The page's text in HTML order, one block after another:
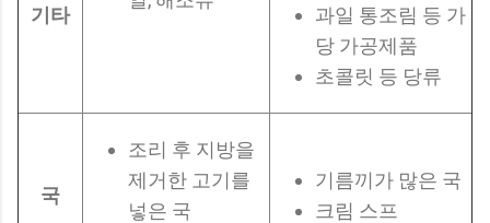
기타
과일 통조림 등 가
당 가공제품
초콜릿 등 당류
국
조리 후 지방을
제거한 고기를
넣은 국
기름끼가 많은 국
크림 스프